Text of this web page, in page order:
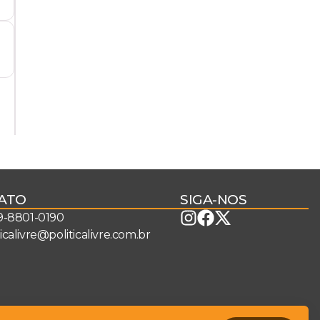
8801-0190
SIGA-NOS